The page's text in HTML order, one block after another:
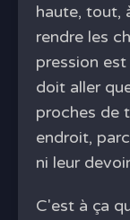
haute, tout,
rendre les
pression
doit aller
proches de
endroit,
ni leur
C'est à ça